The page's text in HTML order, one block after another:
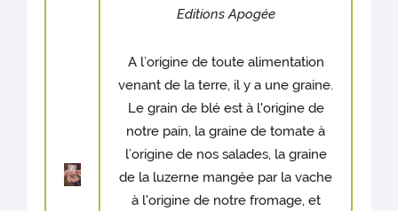
Editions Apogée
A l’origine de toute alimentation
venant de la terre, il y a une graine.
Le grain de blé est à l'origine de
notre pain, la graine de tomate à
l’origine de nos salades, la graine
de la luzerne mangée par la vache
à l'origine de notre fromage, et